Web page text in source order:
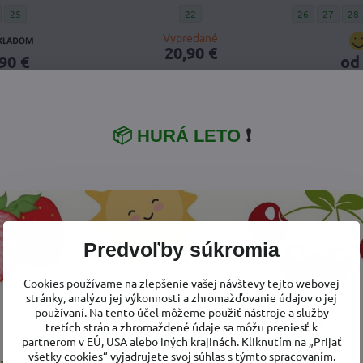
barefoot otvorené plátenky D. D. Step C086-61089A Royal Blue Jeans -
Detské barefoot otvorené plátenky D. D. Step C086-61089A Royal Blue Jeans
25
€
Detské barefoot letné plátenky D. D.
22
Vypredané
20,90 €
Dievčenské
26 27 28
od
tenisky D.
61859A Dove
Dievčenské tenisky D.D. Step
F065-61776B Strawberry
Srdiečka
Detské
Čierne
Detské
26
Predvoľby súkromia
Cookies používame na zlepšenie vašej návštevy tejto webovej
stránky, analýzu jej výkonnosti a zhromažďovanie údajov o jej
používaní. Na tento účel môžeme použiť nástroje a služby
tretích strán a zhromaždené údaje sa môžu preniesť k
partnerom v EÚ, USA alebo iných krajinách. Kliknutím na „Prijať
všetky cookies“ vyjadrujete svoj súhlas s týmto spracovaním.
📦 HURÁ LETO ❗